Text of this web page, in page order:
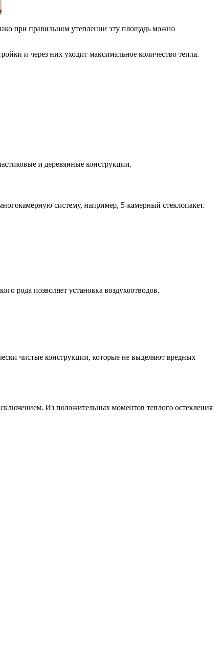
при правильном утеплении эту площадь можно
и через них уходит максимальное количество тепла.
и деревянные конструкции.
систему, например, 5-камерный стеклопакет.
рода позволяет установка воздухоотводов.
чистые конструкции, которые не выделяют вредных
Из положительных моментов теплого остекления